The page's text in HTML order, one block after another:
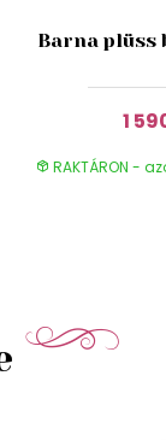
Barna plüss
1
RAKTÁRON -